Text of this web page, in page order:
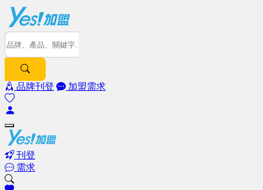
品牌刊登 加盟需求
刊登
需求